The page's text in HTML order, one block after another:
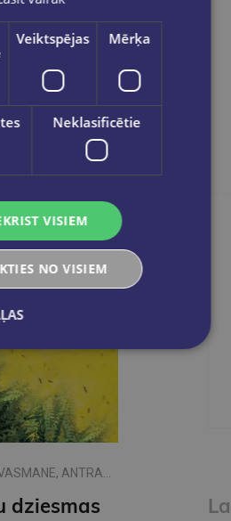
eks.
Veiktspējas Mērķa
Neklasificētie
VISIEM
NO VISIEM